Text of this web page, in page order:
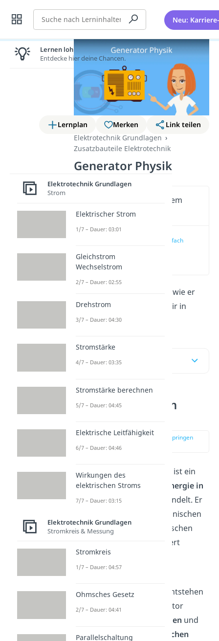
Suche Neu:
Lernplan Merken
Link teilen
Elektrotechnik Grundlagen
Zusatzbauteile Elektrotechnik
Generator Physik
Wichtige Inhalte in diesem
Video
Generator einfach
Was ein Generator ist und wie er
funktioniert erklären wir dir in
diesem Beitrag
Inhaltsübersicht
Generator einfach
zur Stelle im Video springen
(00:13)
Ein elektrischer Gen
erator ist ein
Gerät, dasmechanische Energie in
elektrische Energie
umwandelt. Er
produziert also aus mechanischen
Bewegungen einen elektrischen
Strom. Das alles funktioniert
mithilfe der
Spannung im Generator entstehen
kann, benötigt der Generator
mindestens einen Magneten und
mindestens einen
elektrischen
Lernen lohnt sich!
Entdecke hier deine Chancen.
Elektrotechnik Grundlagen
Strom
Elektrischer Strom
1/7 – Dauer: 03:01
Gleichstrom
Wechselstrom
2/7 – Dauer: 02:55
Drehstrom
3/7 – Dauer: 04:30
Stromstärke
4/7 – Dauer: 03:35
Stromstärke berechnen
5/7 – Dauer: 04:45
Elektrische Leitfähigkeit
6/7 – Dauer: 04:46
Wirkungen des
elektrischen Stroms
7/7 – Dauer: 03:15
Elektrotechnik Grundlagen
Stromkreis & Messung
Stromkreis
1/7 – Dauer: 04:57
Ohmsches Gesetz
2/7 – Dauer: 04:41
Parallelschaltung